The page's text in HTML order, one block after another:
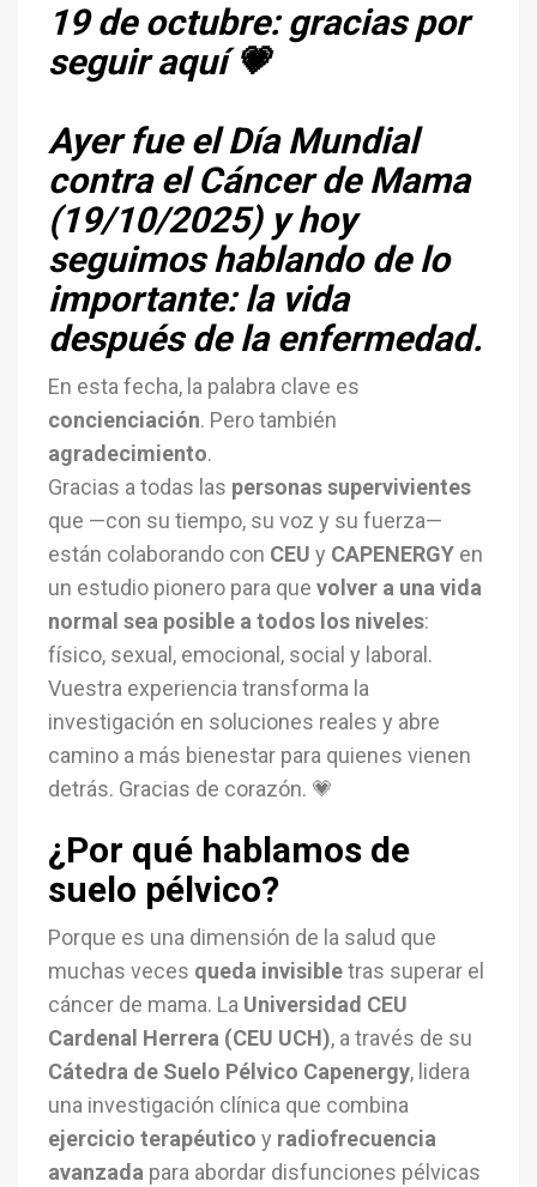
19 de octubre: gracias por
seguir aquí 💗
Ayer fue el Día Mundial
contra el Cáncer de Mama
(19/10/2025) y hoy
seguimos hablando de lo
importante: la vida
después de la enfermedad.
En esta fecha, la palabra clave es
concienciación. Pero también
agradecimiento.
Gracias a todas las personas supervivientes
que —con su tiempo, su voz y su fuerza—
están colaborando con CEU y CAPENERGY en
un estudio pionero para que volver a una vida
normal sea posible a todos los niveles:
físico, sexual, emocional, social y laboral.
Vuestra experiencia transforma la
investigación en soluciones reales y abre
camino a más bienestar para quienes vienen
detrás. Gracias de corazón. 💗
¿Por qué hablamos de
suelo pélvico?
Porque es una dimensión de la salud que
muchas veces queda invisibletras superar el
cáncer de mama. La Universidad CEU
Cardenal Herrera (CEU UCH), a través de su
Cátedra de Suelo Pélvico Capenergy, lidera
una investigación clínica que combina
ejercicio terapéutico y radiofrecuencia
avanzada para abordar disfunciones pélvicas